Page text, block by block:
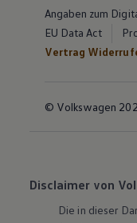
Angaben zum
EU Data Act
Vertrag
© Volkswagen
Disclaimer von
Die in dieser